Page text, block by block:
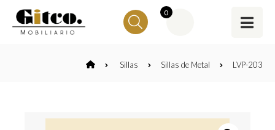
0
Sillas Sillas de Metal LVP-203